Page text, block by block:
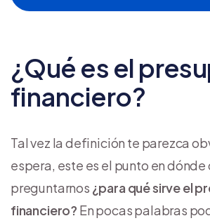
¿Qué es el
financiero?
Tal vez la definición te parezca
espera, este es el punto en
preguntarnos ¿para qué sirve el
financiero? En pocas palabras